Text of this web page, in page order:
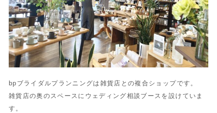
bpブライダルプランニングは雑貨店との複合ショップです。
雑貨店の奥のスペースにウェディング相談ブースを設けていま
す。